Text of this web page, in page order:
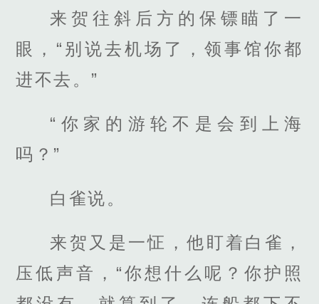
来贺往斜后方的保镖瞄了一
眼，“别说去机场了，领事馆你都
进不去。”
“你家的游轮不是会到上海
吗？”
白雀说。
来贺又是一怔，他盯着白雀，
压低声音，“你想什么呢？你护照